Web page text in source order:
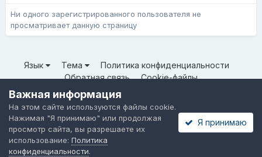
Ни одного зарегистрированного пользователя не
просматривает данную страницу
Язык Тема
Политика конфиденциальности
Обратная связь
Cookie-файлы
© ООО «Неткрейз» 2025
Powered by Invision Community
Важная информация
На этом сайте используются файлы cookie.
Нажимая "Я принимаю" или продолжая
просмотр сайта, вы разрешаете их
использование: Политика
конфиденциальности.
Я принимаю